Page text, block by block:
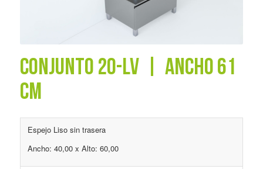
CONJUNTO 20-LV | ANCHO 61
CM
Espejo Liso sin trasera
Ancho: 40,00 x Alto: 60,00